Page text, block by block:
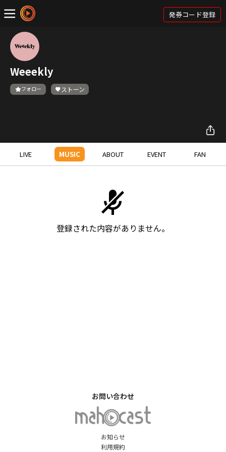
発券コード登録
Weeekly
フォロー ストーン
LIVE MUSIC ABOUT EVENT FAN
登録された内容がありません。
お知らせ
利用規約
お問い合わせ